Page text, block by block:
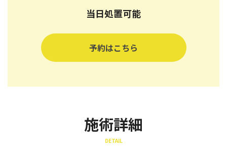
当日処置可能
予約はこちら
施術詳細
DETAIL